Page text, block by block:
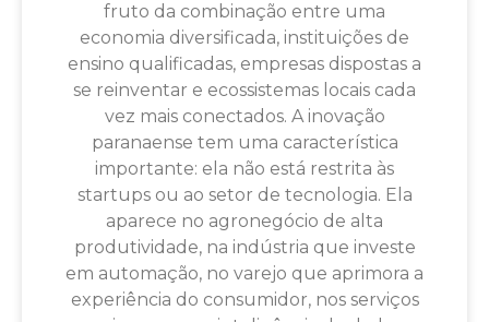
fruto da combinação entre uma
economia diversificada, instituições de
ensino qualificadas, empresas dispostas a
se reinventar e ecossistemas locais cada
vez mais conectados. A inovação
paranaense tem uma característica
importante: ela não está restrita às
startups ou ao setor de tecnologia. Ela
aparece no agronegócio de alta
produtividade, na indústria que investe
em automação, no varejo que aprimora a
experiência do consumidor, nos serviços